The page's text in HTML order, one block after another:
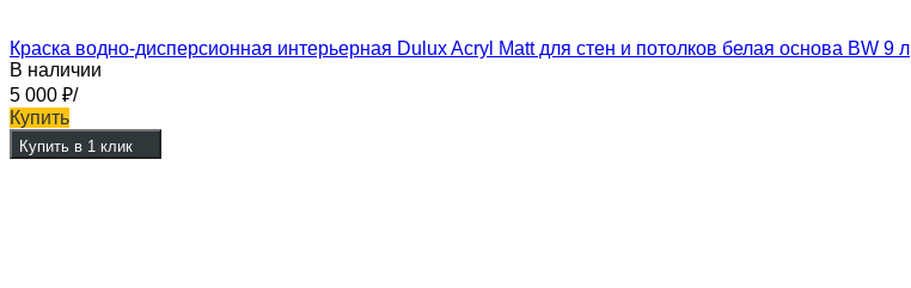
Краска водно-дисперсионная интерьерная Dulux Acryl Matt для стен и потолков белая основа BW 9 л
В наличии
5 000 ₽/
Купить
Купить в 1 клик